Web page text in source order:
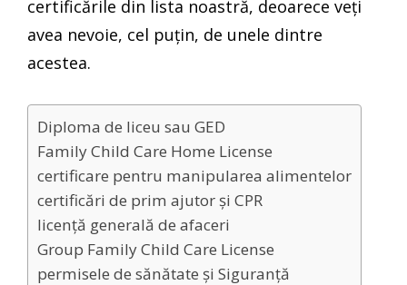
certificările din lista noastră, deoarece veți
avea nevoie, cel puțin, de unele dintre
acestea.
Diploma de liceu sau GED
Family Child Care Home License
certificare pentru manipularea alimentelor
certificări de prim ajutor și CPR
licență generală de afaceri
Group Family Child Care License
permisele de sănătate și Siguranță